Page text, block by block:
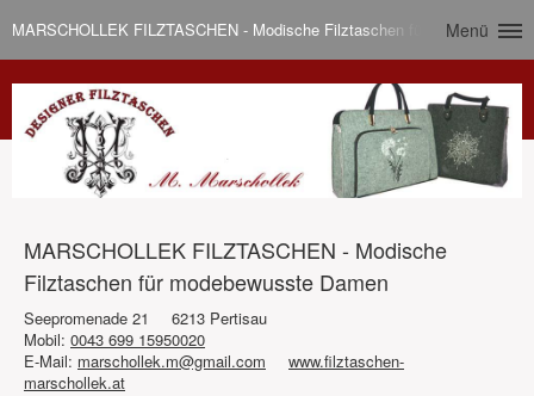
MARSCHOLLEK FILZTASCHEN - Modische Filztaschen für Menü
MARSCHOLLEK FILZTASCHEN - Modische
Filztaschen für modebewusste Damen
Seepromenade 21
6213 Pertisau
Mobil: 0043 699 15950020
E-Mail: marschollek.m@gmail.com
www.filztaschen-
marschollek.at